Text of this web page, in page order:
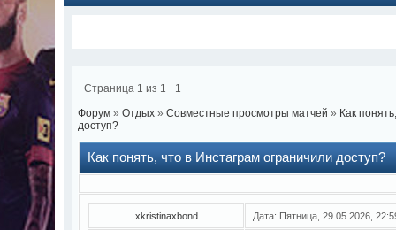
Страница 1 из 1
1
Форум » Отдых » Совместные просмотры матчей » Как
доступ?
Как понять, что в Инстаграм ограничили доступ?
xkristinaxbond Дата: Пятница, 29.05.2026,